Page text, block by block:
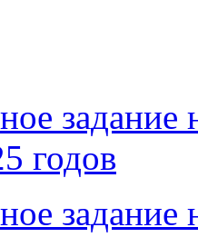
годов
задание